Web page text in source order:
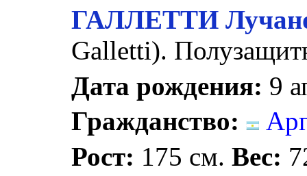
ГАЛЛЕТТИ
Galletti).
Дата рождения: 9
Гражданство:
Рост: 175 см.Вес: